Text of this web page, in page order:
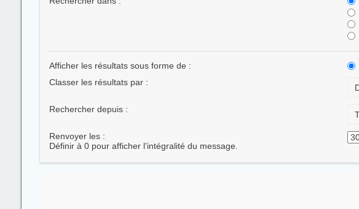
Afficher les résultats sous forme de :
Classer les résultats par :
Rechercher depuis :
Renvoyer les :
Définir à 0 pour afficher l’intégralité du message.